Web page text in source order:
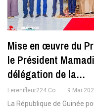
Mise en œuvre du
le Président
délégation de la…
9 Mai
La République de Guinée